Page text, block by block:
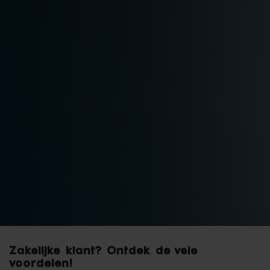
Zakelijke klant? Ontdek de vele
voordelen!